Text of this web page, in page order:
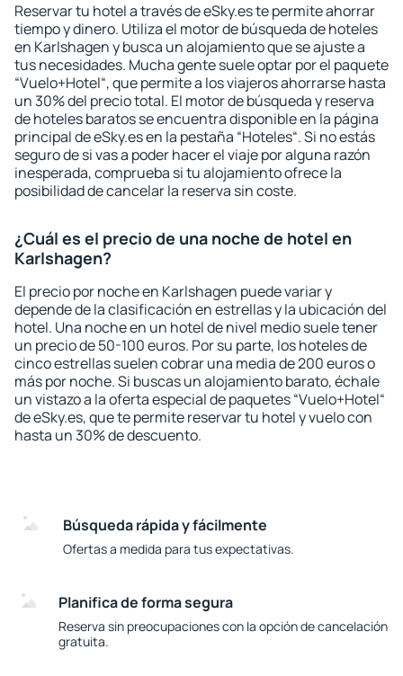
Reservar tu hotel a través de eSky.es te permite ahorrar
tiempo y dinero. Utiliza el motor de búsqueda de hoteles
en Karlshagen y busca un alojamiento que se ajuste a
tus necesidades. Mucha gente suele optar por el paquete
“Vuelo+Hotel“, que permite a los viajeros ahorrarse hasta
un 30% del precio total. El motor de búsqueda y reserva
de hoteles baratos se encuentra disponible en la página
principal de eSky.es en la pestaña “Hoteles“. Si no estás
seguro de si vas a poder hacer el viaje por alguna razón
inesperada, comprueba si tu alojamiento ofrece la
posibilidad de cancelar la reserva sin coste.
¿Cuál es el precio de una noche de hotel en
Karlshagen?
El precio por noche en Karlshagen puede variar y
depende de la clasificación en estrellas y la ubicación del
hotel. Una noche en un hotel de nivel medio suele tener
un precio de 50-100 euros. Por su parte, los hoteles de
cinco estrellas suelen cobrar una media de 200 euros o
más por noche. Si buscas un alojamiento barato, échale
un vistazo a la oferta especial de paquetes “Vuelo+Hotel“
de eSky.es, que te permite reservar tu hotel y vuelo con
hasta un 30% de descuento.
Búsqueda rápida y fácilmente
Ofertas a medida para tus expectativas.
Planifica de forma segura
Reserva sin preocupaciones con la opción de cancelación
gratuita.